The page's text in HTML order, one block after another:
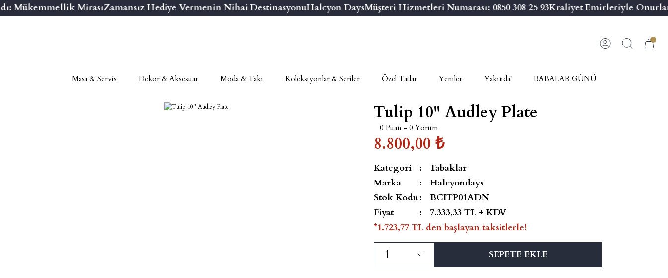
Mükemmellik MirasıZamansız Hediye Vermenin Nihai DestinasyonuHalcyon DaysMüşteri Hizmetleri Numarası: 0850 308 25 93 Kraliyet Emirleriyle
Masa & Servis Dekor & Aksesuar Moda & Takı Koleksiyonlar & Seriler Özel Tatlar Yeniler Yakında! BABALAR GÜNÜ
Tulip 10'' Audley Plate
0 Puan - 0 Yorum
8.800,00 ₺
Kategori
Tabaklar
Marka
Halcyondays
Stok Kodu
BCITP01ADN
Fiyat
7.333,33 TL + KDV
*1.723,77 TL den başlayan taksitlerle!
SEPETE EKLE